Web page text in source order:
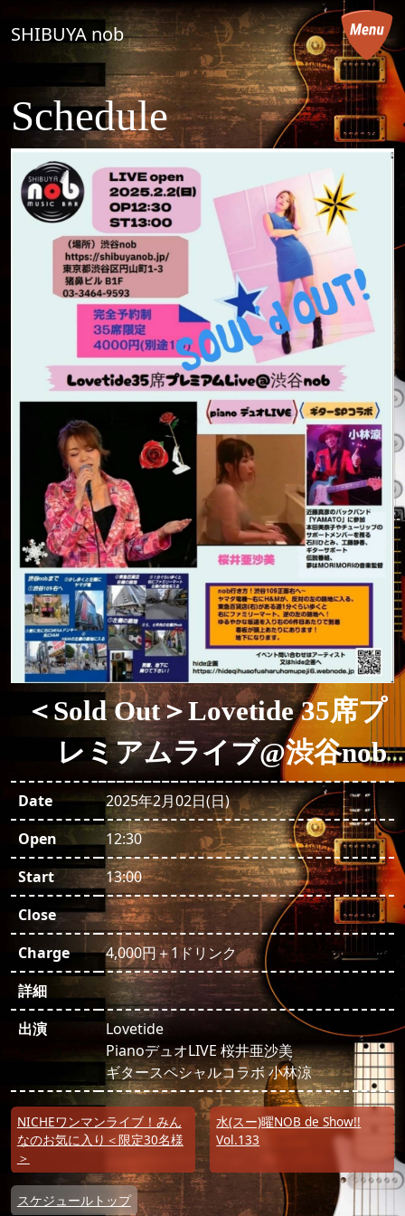
コンテンツへスキップ
メインナビゲーション
SHIBUYA nob
Schedule
＜Sold Out＞Lovetide 35席プ
レミアムライブ@渋谷nob
Date
2025年2月02日(日)
Open
12:30
Start
13:00
Close
Charge
4,000円＋1ドリンク
詳細
出演
Lovetide
PianoデュオLIVE 桜井亜沙美
ギタースペシャルコラボ 小林涼
投稿ナビゲーション
NICHEワンマンライブ！みん
なのお気に入り＜限定30名様
＞
水(スー)曜NOB de Show!!
Vol.133
スケジュールトップ